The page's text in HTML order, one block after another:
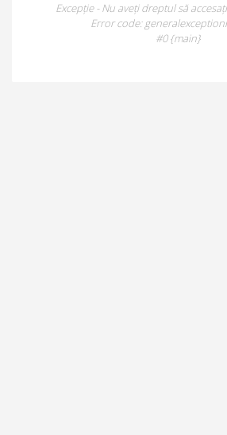
Excepție - Nu aveți dreptul să
Error code:
#0 {main}